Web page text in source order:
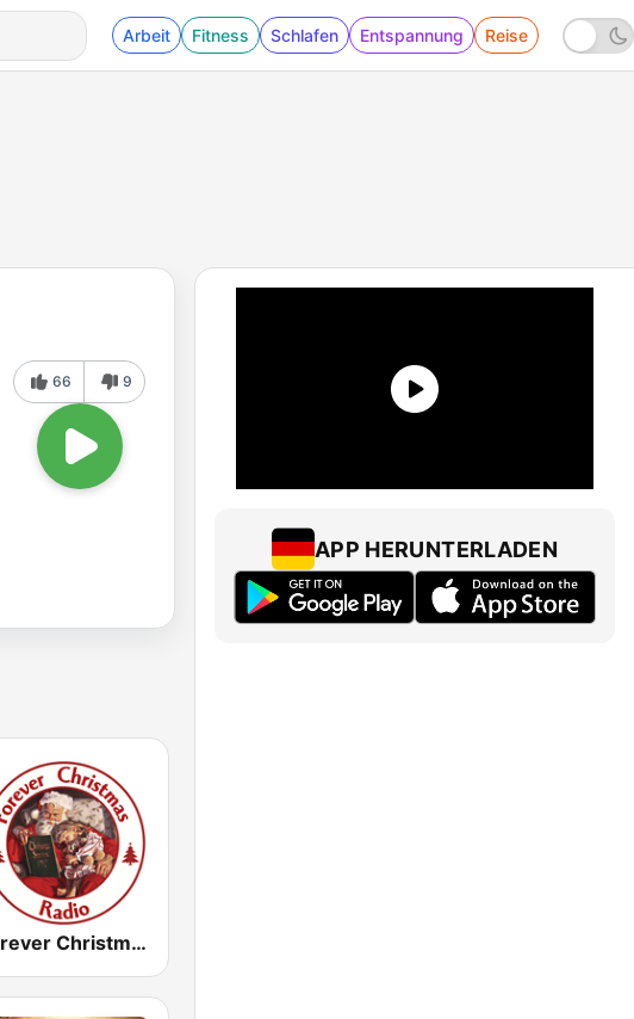
Arbeit Fitness Schlafen Entspannung Reise
66 9
Forever Christmas Radio
APP HERUNTERLADEN